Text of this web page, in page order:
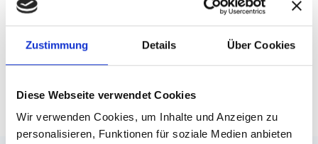
Zustimmung Details Über Cookies
Diese Webseite verwendet Cookies
Wir verwenden Cookies, um Inhalte und Anzeigen zu
personalisieren, Funktionen für soziale Medien anbieten